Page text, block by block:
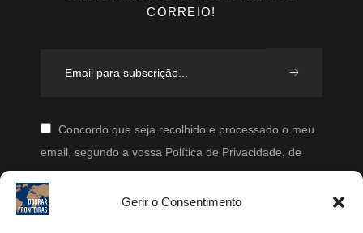
Gerir o Consentimento
CORREIO!
Concordo que seja recolhido e processado o meu
email, segundo a vossa Política de Privacidade, de
modo a que posteriormente possam enviar-me emails
periodicamente.